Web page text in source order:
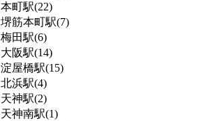
本町駅(22)
堺筋本町駅(7)
梅田駅(6)
大阪駅(14)
淀屋橋駅(15)
北浜駅(4)
天神駅(2)
天神南駅(1)